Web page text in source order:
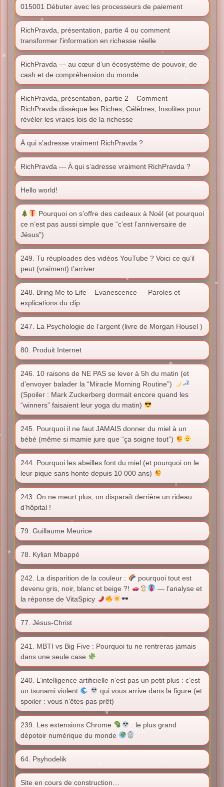
015001 Débuter avec les processeurs de paiement
RichPravda, présentation, partie 4 ou comment
transformer l’information en richesse réelle
RichPravda — au cœur d’un écosystème de pouvoir, de
cash et de compréhension du monde
RichPravda, présentation, partie 2 – Comment
RichPravda dissèque les Riches, Célèbres, Insolites pour
révéler les vraies lois de la richesse
À qui s’adresse vraiment RichPravda ?
RichPravda — À qui s’adresse vraiment RichPravda ?
Hello world!
Pourquoi on s’offre des cadeaux à Noël (et pourquoi
ce n’est pas aussi simple que “c’est l’anniversaire de
Jésus”)
249. Tu réuploades des vidéos YouTube ? Voici ce qu’il
peut (vraiment) t’arriver
248. Bring Me to Life – Evanescence — Paroles et
explications du clip
247. La Psychologie de l’argent (livre de Morgan Housel )
80. Produit Internet
246. 10 raisons de NE PAS se lever à 5h du matin (et
d’envoyer balader la “Miracle Morning Routine”)
(Spoiler : Mark Zuckerberg dormait encore quand les
“winners” faisaient leur yoga du matin)
245. Pourquoi il ne faut JAMAIS donner du miel à un
bébé (même si mamie jure que “ça soigne tout”)
244. Pourquoi les abeilles font du miel (et pourquoi on le
leur pique sans honte depuis 10 000 ans)
243. On ne meurt plus, on disparaît derrière un rideau
d’hôpital !
79. Guillaume Meurice
78. Kylian Mbappé
242. La disparition de la couleur :
pourquoi tout est
devenu gris, noir, blanc et beige ?!
— l’analyse et
la réponse de VitaSpicy
77. Jésus-Christ
241. MBTI vs Big Five : Pourquoi tu ne rentreras jamais
dans une seule case
240. L’intelligence artificielle n’est pas un petit plus : c’est
un tsunami violent
qui vous arrive dans la figure (et
spoiler : vous n’êtes pas prêt)
239. Les extensions Chrome
: le plus grand
dépotoir numérique du monde
64. Psyhodelik
Site en cours de construction…